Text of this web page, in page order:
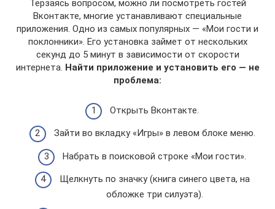
Терзаясь вопросом, можно ли посмотреть гостей
Вконтакте, многие устанавливают специальные
приложения. Одно из самых популярных — «Мои гости и
поклонники». Его установка займет от нескольких
секунд до 5 минут в зависимости от скорости
интернета. Найти приложение и установить его — не
проблема:
Открыть Вконтакте.
Зайти во вкладку «Игры» в левом блоке меню.
Набрать в поисковой строке «Мои гости».
Щелкнуть по значку (книга синего цвета, на
обложке три силуэта).